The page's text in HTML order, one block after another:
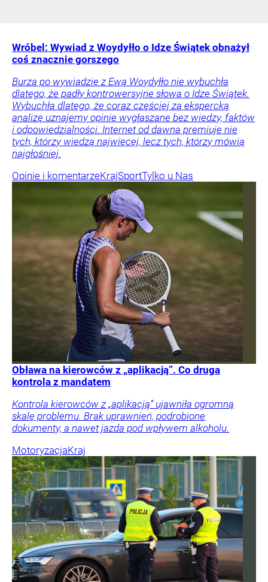
Wróbel: Wywiad z Woydyłło o Idze Świątek obnażył
coś znacznie gorszego
Burza po wywiadzie z Ewą Woydyłło nie wybuchła
dlatego, że padły kontrowersyjne słowa o Idze Świątek.
Wybuchła dlatego, że coraz częściej za ekspercką
analizę uznajemy opinie wygłaszane bez wiedzy, faktów
i odpowiedzialności. Internet od dawna premiuje nie
tych, którzy wiedzą najwięcej, lecz tych, którzy mówią
najgłośniej.
Opinie i komentarzeKrajSportTylko u Nas
Obława na kierowców z „aplikacją”. Co druga
kontrola z mandatem
Kontrola kierowców z „aplikacją” ujawniła ogromną
skalę problemu. Brak uprawnień, podrobione
dokumenty, a nawet jazda pod wpływem alkoholu.
MotoryzacjaKraj